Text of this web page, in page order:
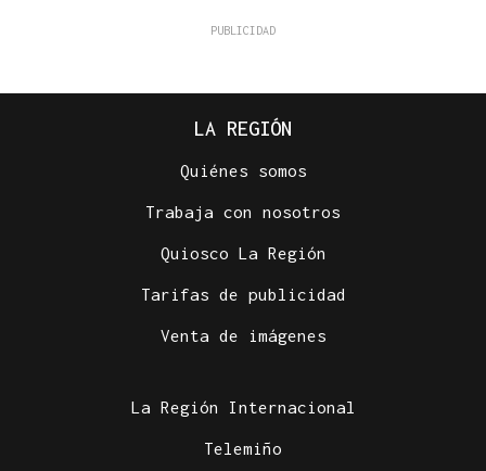
LA REGIÓN
Quiénes somos
Trabaja con nosotros
Quiosco La Región
Tarifas de publicidad
Venta de imágenes
La Región Internacional
Telemiño